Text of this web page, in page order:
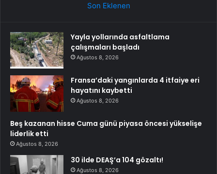
Son Eklenen
Yayla yollarında asfaltlama
çalışmaları başladı
Ağustos 8, 2026
Fransa’daki yangınlarda 4 itfaiye eri
hayatını kaybetti
Ağustos 8, 2026
Beş kazanan hisse Cuma günü piyasa öncesi yükselişe
liderlik etti
Ağustos 8, 2026
30 ilde DEAŞ’a 104 gözaltı!
Ağustos 8, 2026